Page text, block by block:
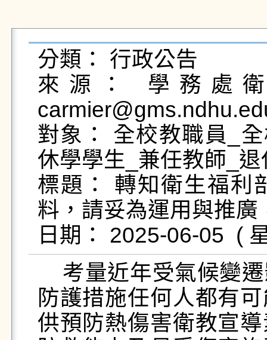
分類： 行政公告
來源： 學務處
對象： 全校教職員_
休學學生_兼任教師_
標題： 轉知衛生福利
料，請妥為運用與推
防護措施任何人都有
供預防熱傷害衛教宣